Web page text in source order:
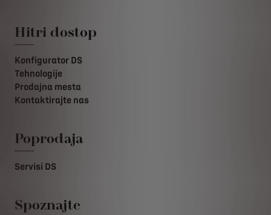
Hitri dostop
Konfigurator DS
Tehnologije
Prodajna mesta
Kontaktirajte nas
Poprodaja
Servisi DS
Spoznajte